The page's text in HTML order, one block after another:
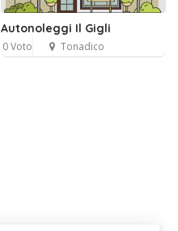
Autonoleggi Il Gigli
0 Voto Tonadico